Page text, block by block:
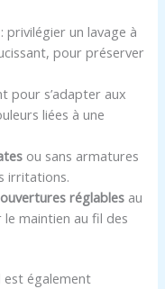
: privilégier un lavage à
pour préserver
pour s’adapter aux
liées à une
ou sans armatures
irritations.
réglables au
maintien au fil des
est également